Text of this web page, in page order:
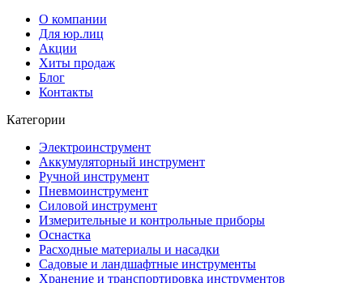
О компании
Для юр.лиц
Акции
Хиты продаж
Блог
Контакты
Категории
Электроинструмент
Аккумуляторный инструмент
Ручной инструмент
Пневмоинструмент
Силовой инструмент
Измерительные и контрольные приборы
Оснастка
Расходные материалы и насадки
Садовые и ландшафтные инструменты
Хранение и транспортировка инструментов